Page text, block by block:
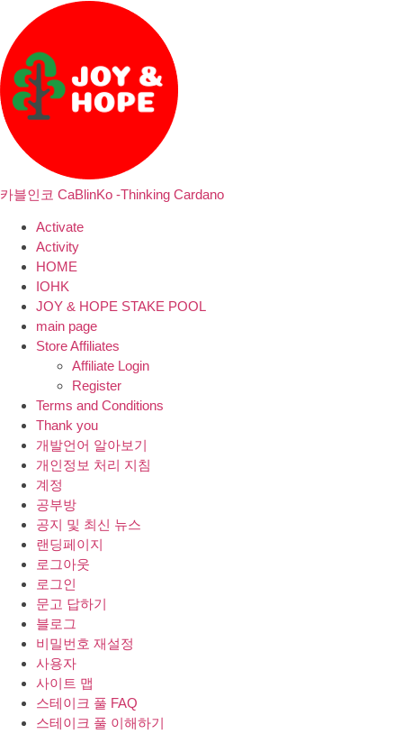
카블인코 CaBlinKo -Thinking Cardano
Activate
Activity
HOME
IOHK
JOY & HOPE STAKE POOL
main page
Store Affiliates
Affiliate Login
Register
Terms and Conditions
Thank you
개발언어 알아보기
개인정보 처리 지침
계정
공부방
공지 및 최신 뉴스
랜딩페이지
로그아웃
로그인
문고 답하기
블로그
비밀번호 재설정
사용자
사이트 맵
스테이크 풀 FAQ
스테이크 풀 이해하기